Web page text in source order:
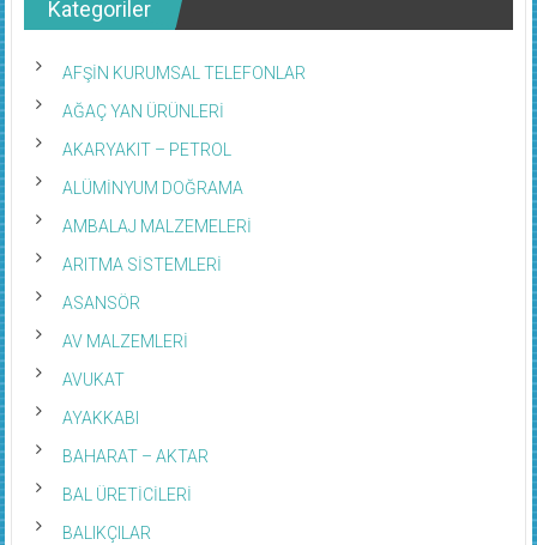
Kategoriler
AFŞİN KURUMSAL TELEFONLAR
AĞAÇ YAN ÜRÜNLERİ
AKARYAKIT – PETROL
ALÜMİNYUM DOĞRAMA
AMBALAJ MALZEMELERİ
ARITMA SİSTEMLERİ
ASANSÖR
AV MALZEMLERİ
AVUKAT
AYAKKABI
BAHARAT – AKTAR
BAL ÜRETİCİLERİ
BALIKÇILAR